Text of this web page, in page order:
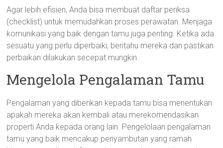
Agar lebih efisien, Anda bisa membuat daftar periksa
(checklist) untuk memudahkan proses perawatan. Menjaga
komunikasi yang baik dengan tamu juga penting. Ketika ada
sesuatu yang perlu diperbaiki, beritahu mereka dan pastikan
perbaikan dilakukan secepat mungkin.
Mengelola Pengalaman Tamu
Pengalaman yang diberikan kepada tamu bisa menentukan
apakah mereka akan kembali atau merekomendasikan
properti Anda kepada orang lain. Pengelolaan pengalaman
tamu yang baik mencakup penyambutan yang ramah